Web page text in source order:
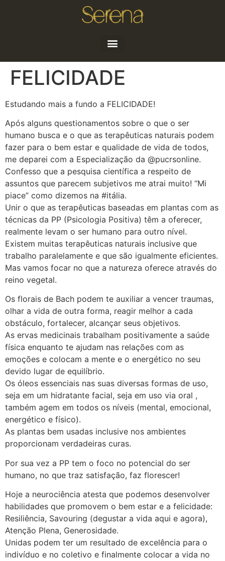
FELICIDADE
Estudando mais a fundo a FELICIDADE!
Após alguns questionamentos sobre o que o ser
humano busca e o que as terapêuticas naturais podem
fazer para o bem estar e qualidade de vida de todos,
me deparei com a Especialização da @pucrsonline.
Confesso que a pesquisa científica a respeito de
assuntos que parecem subjetivos me atrai muito! “Mi
piace” como dizemos na #itália.
Unir o que as terapêuticas baseadas em plantas com as
técnicas da PP (Psicologia Positiva) têm a oferecer,
realmente levam o ser humano para outro nível.
Existem muitas terapêuticas naturais inclusive que
trabalho paralelamente e que são igualmente eficientes.
Mas vamos focar no que a natureza oferece através do
reino vegetal.
Os florais de Bach podem te auxiliar a vencer traumas,
olhar a vida de outra forma, reagir melhor a cada
obstáculo, fortalecer, alcançar seus objetivos.
As ervas medicinais trabalham positivamente a saúde
física enquanto te ajudam nas relações com as
emoções e colocam a mente e o energético no seu
devido lugar de equilíbrio.
Os óleos essenciais nas suas diversas formas de uso,
seja em um hidratante facial, seja em uso via oral ,
também agem em todos os níveis (mental, emocional,
energético e físico).
As plantas bem usadas inclusive nos ambientes
proporcionam verdadeiras curas.
Por sua vez a PP tem o foco no potencial do ser
humano, no que traz satisfação, faz florescer!
Hoje a neurociência atesta que podemos desenvolver
habilidades que promovem o bem estar e a felicidade:
Resiliência, Savouring (degustar a vida aqui e agora),
Atenção Plena, Generosidade.
Unidas podem ter um resultado de excelência para o
indivíduo e no coletivo e finalmente colocar a vida no